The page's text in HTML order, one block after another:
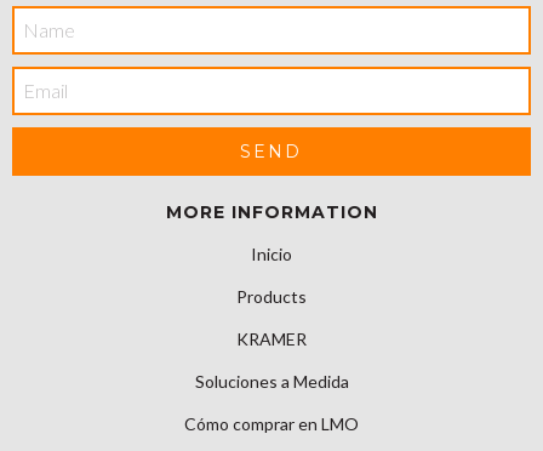
MORE INFORMATION
Inicio
Products
KRAMER
Soluciones a Medida
Cómo comprar en LMO